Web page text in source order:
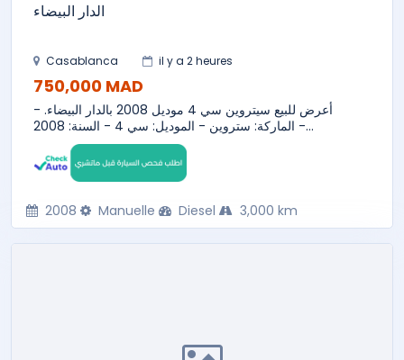
الدار البيضاء
Casablanca il y a 2 heures
750,000 MAD
أعرض للبيع سيتروين سي 4 موديل 2008 بالدار البيضاء. -
الماركة: ستروين - الموديل: سي 4 - السنة: 2008 -...
2008 Manuelle Diesel 3,000 km